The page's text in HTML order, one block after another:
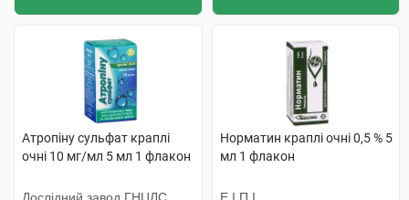
Атропіну сульфат краплі
очні 10 мг/мл 5 мл 1 флакон
Норматин краплі очні 0,5 % 5
мл 1 флакон